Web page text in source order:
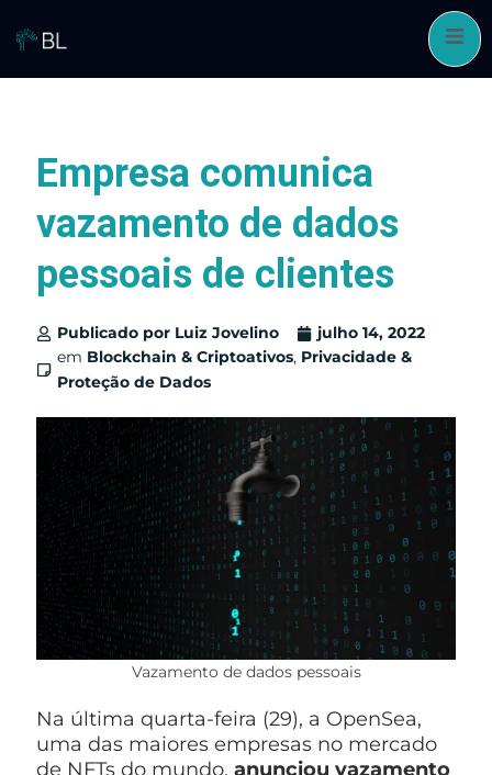
Pular
para
Empresa comunica
vazamento de dados
pessoais de clientes
Publicado por Luiz Jovelino
julho 14, 2022
em Blockchain & Criptoativos, Privacidade &
Proteção de Dados
Vazamento de dados pessoais
Na última quarta-feira (29), a OpenSea,
uma das maiores empresas no mercado
de NFTs do mundo, anunciou vazamento